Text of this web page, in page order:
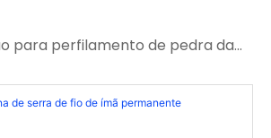
para perfilamento de pedra da